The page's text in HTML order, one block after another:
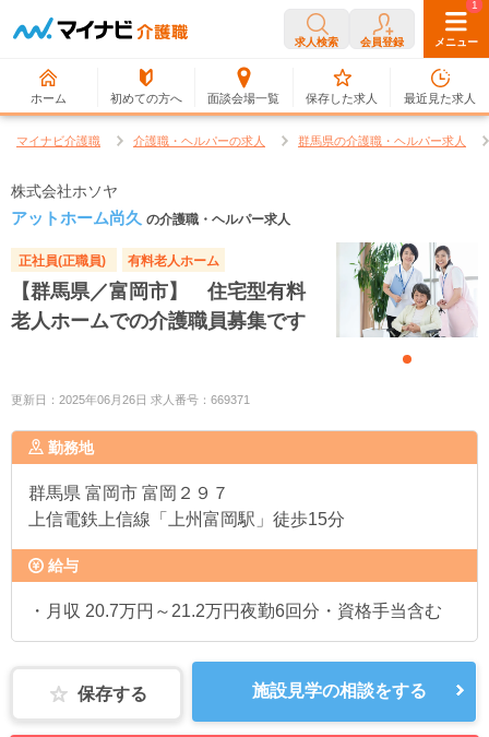
求人検索 会員登録 メニュー
ホーム 初めての方へ 面談会場一覧
0
保存した求人
1
最近見た求人
マイナビ介護職 介護職・ヘルパーの求人 群馬県の介護職・ヘルパー求人
株式会社ホソヤ
アットホーム尚久 の介護職・ヘルパー求人
正社員(正職員) 有料老人ホーム
【群馬県／富岡市】 住宅型有料
老人ホームでの介護職員募集です
更新日：2025年06月26日 求人番号：669371
勤務地
群馬県 富岡市 富岡２９７
上信電鉄上信線「上州富岡駅」徒歩15分
給与
・月収 20.7万円～21.2万円夜勤6回分・資格手当含む
保存する 施設見学の相談をする